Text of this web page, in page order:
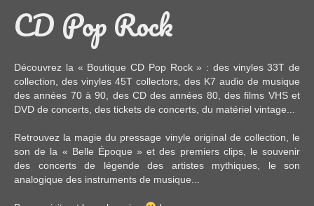
CD Pop Rock
Découvrez la « Boutique CD Pop Rock » : des vinyles 33T de
collection, des vinyles 45T collectors, des K7 audio de musique
des années 70 à 90, des CDdes années 80, desfilms VHS et
DVD de concerts, des tickets de concerts , du matériel vintage
Retrouvez la magie du pressage vinyle original de collection, le
son de la « Belle Époque » et des premiers clips, le souvenir
des concerts de légende des artistes mythiques, le son
analogique des instruments de musique...